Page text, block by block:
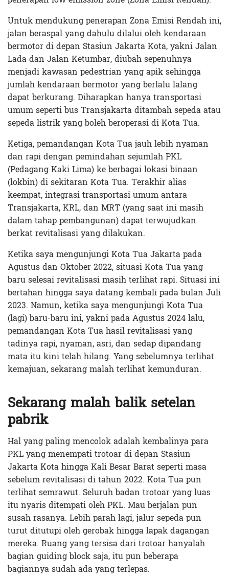
Untuk mendukung penerapan Zona Emisi Rendah ini,
jalan beraspal yang dahulu dilalui oleh kendaraan
bermotor di depan Stasiun Jakarta Kota, yakni Jalan
Lada dan Jalan Ketumbar, diubah sepenuhnya
menjadi kawasan pedestrian yang apik sehingga
jumlah kendaraan bermotor yang berlalu lalang
dapat berkurang. Diharapkan hanya transportasi
umum seperti bus Transjakarta ditambah sepeda atau
sepeda listrik yang boleh beroperasi di Kota Tua.
Ketiga, pemandangan Kota Tua jauh lebih nyaman
dan rapi dengan pemindahan sejumlah PKL
(Pedagang Kaki Lima) ke berbagai lokasi binaan
(lokbin) di sekitaran Kota Tua. Terakhir alias
keempat, integrasi transportasi umum antara
Transjakarta, KRL, dan MRT (yang saat ini masih
dalam tahap pembangunan) dapat terwujudkan
berkat revitalisasi yang dilakukan.
Ketika saya mengunjungi Kota Tua Jakarta pada
Agustus dan Oktober 2022, situasi Kota Tua yang
baru selesai revitalisasi masih terlihat rapi. Situasi ini
bertahan hingga saya datang kembali pada bulan Juli
2023. Namun, ketika saya mengunjungi Kota Tua
(lagi) baru-baru ini, yakni pada Agustus 2024 lalu,
pemandangan Kota Tua hasil revitalisasi yang
tadinya rapi, nyaman, asri, dan sedap dipandang
mata itu kini telah hilang. Yang sebelumnya terlihat
kemajuan, sekarang malah terlihat kemunduran.
Sekarang malah balik setelan
pabrik
Hal yang paling mencolok adalah kembalinya para
PKL yang menempati trotoar di depan Stasiun
Jakarta Kota hingga Kali Besar Barat seperti masa
sebelum revitalisasi di tahun 2022. Kota Tua pun
terlihat semrawut. Seluruh badan trotoar yang luas
itu nyaris ditempati oleh PKL. Mau berjalan pun
susah rasanya. Lebih parah lagi, jalur sepeda pun
turut ditutupi oleh gerobak hingga lapak dagangan
mereka. Ruang yang tersisa dari trotoar hanyalah
bagian guiding block saja, itu pun beberapa
bagiannya sudah ada yang terlepas.